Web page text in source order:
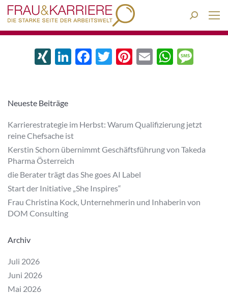
Search:
XINGLinkedIn
Facebook
Twitter
Pinterest
Email
Neueste Beiträge
Karrierestrategie im Herbst: Warum Qualifizierung jetzt
reine Chefsache ist
Kerstin Schorn übernimmt Geschäftsführung von Takeda
Pharma Österreich
die Berater trägt das She goes AI Label
Start der Initiative „She Inspires“
Frau Christina Kock, Unternehmerin und Inhaberin von
DOM Consulting
Archiv
Juli 2026
Juni 2026
Mai 2026